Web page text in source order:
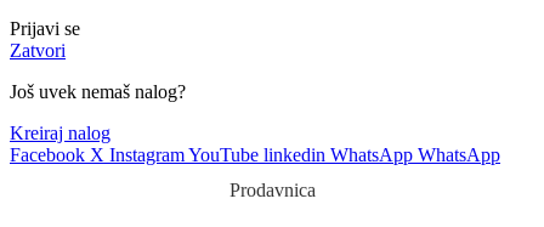
Prijavi se
Zatvori
Još uvek nemaš nalog?
Kreiraj nalog
Facebook X InstagramYouTube linkedin WhatsApp WhatsApp
Prodavnica